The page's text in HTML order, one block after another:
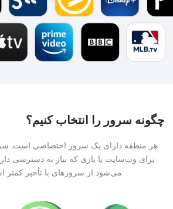
چگونه سرور را انتخاب کنیم؟
هر منطقه دارای یک سرور اختصاصی است.
برای وب‌سایت یا بازی که نیاز به دسترسی
می‌شود از سرورهای با تأخیر کمتر